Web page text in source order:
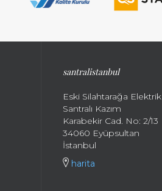
santralistanbul
Eski Silahtarağa Elektrik
Santralı Kazım
Karabekir Cad. No: 2/13
34060 Eyüpsultan
İstanbul
harita